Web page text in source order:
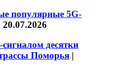
популярные 5G-
20.07.2026
десятки
Поморья |